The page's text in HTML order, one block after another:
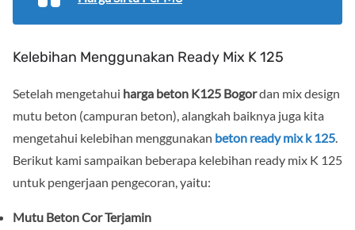
Kelebihan Menggunakan Ready Mix K 125
Setelah mengetahui harga beton K125 Bogordan mix design
mutu beton (campuran beton), alangkah baiknya juga kita
mengetahui kelebihan menggunakan beton ready mix k 125
Berikut kami sampaikan beberapa kelebihan ready mix K 125
untuk pengerjaan pengecoran, yaitu:
Mutu Beton Cor Terjamin